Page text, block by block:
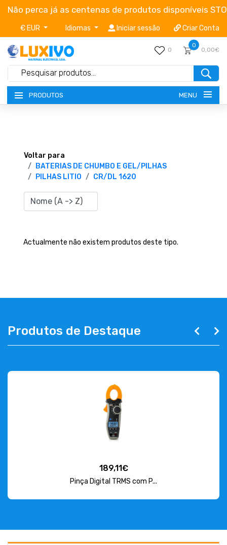
Não perca já as centenas de produtos disponíveis
€ EUR Idiomas Iniciar sessão Criar Conta
0
0
0,00€
PRODUTOS MENU
TERMOS E CONDIÇÕES
CATÁLOGOS
CAMPANHAS
Voltar para
BATERIAS DE CHUMBO E GEL/PILHAS
PILHAS LITIO
CR/DL 1620
Actualmente não existem produtos deste tipo.
Produtos de Destaque
189,11€
Pinça Digital TRMS com P...